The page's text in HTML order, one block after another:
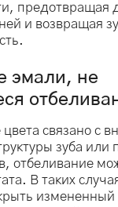
предотвращая
и возвращая
эмали, не
связано с
зуба или
отбеливание
В таких
измененный